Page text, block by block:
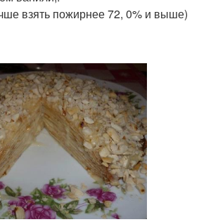
взять пожирнее 72, 0% и выше)